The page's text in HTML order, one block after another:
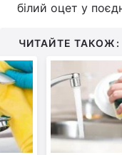
білий оцет у
ЧИТАЙТЕ ТАКОЖ: